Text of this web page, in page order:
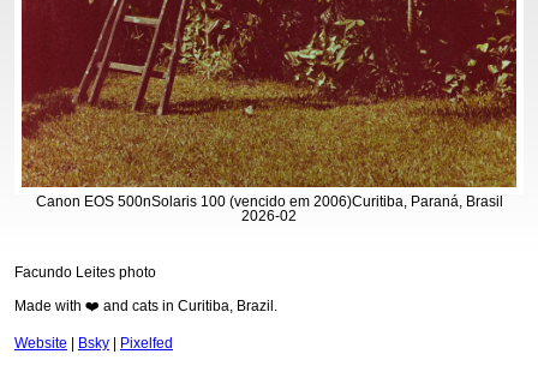
Canon EOS 500nSolaris 100 (vencido em 2006)Curitiba, Paraná, Brasil
2026-02
Facundo Leites photo
Made with ❤️ and cats in Curitiba, Brazil.
Website Bsky Pixelfed